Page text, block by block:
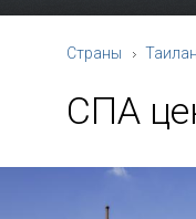
Страны
СПА